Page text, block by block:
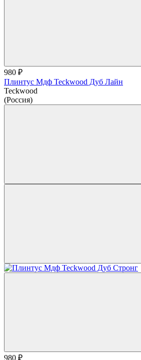
980 ₽
Плинтус Мдф Teckwood Дуб Лайн
Teckwood
(Россия)
980 ₽